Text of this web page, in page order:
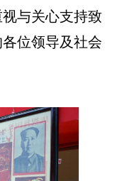
与关心支持致
位领导及社会